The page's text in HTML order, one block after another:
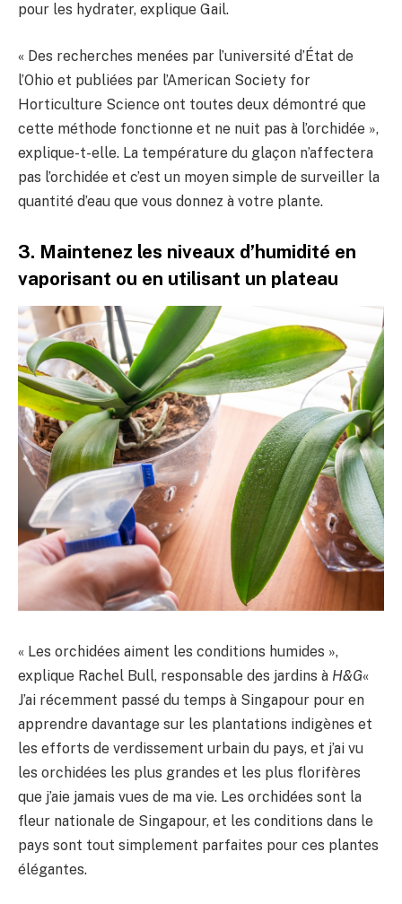
pour les hydrater, explique Gail.
« Des recherches menées par l’université d’État de
l’Ohio et publiées par l’American Society for
Horticulture Science ont toutes deux démontré que
cette méthode fonctionne et ne nuit pas à l’orchidée »,
explique-t-elle. La température du glaçon n’affectera
pas l’orchidée et c’est un moyen simple de surveiller la
quantité d’eau que vous donnez à votre plante.
3. Maintenez les niveaux d’humidité en
vaporisant ou en utilisant un plateau
« Les orchidées aiment les conditions humides »,
explique Rachel Bull, responsable des jardins à H&G«
J’ai récemment passé du temps à Singapour pour en
apprendre davantage sur les plantations indigènes et
les efforts de verdissement urbain du pays, et j’ai vu
les orchidées les plus grandes et les plus florifères
que j’aie jamais vues de ma vie. Les orchidées sont la
fleur nationale de Singapour, et les conditions dans le
pays sont tout simplement parfaites pour ces plantes
élégantes.